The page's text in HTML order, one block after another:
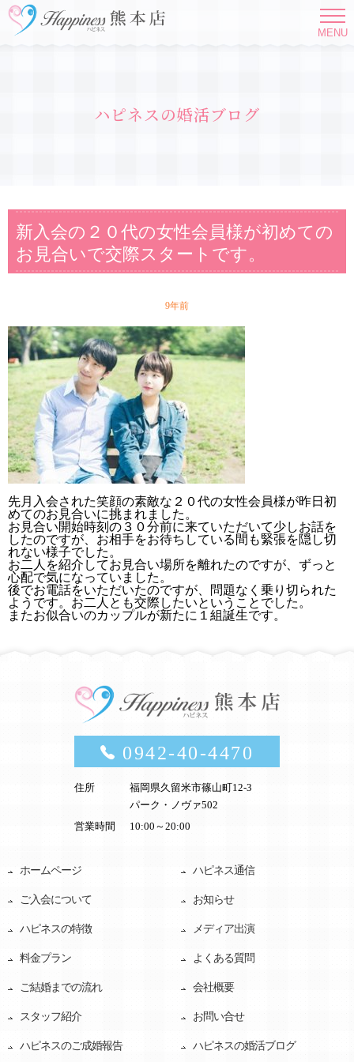
MENU
ハピネスの婚活ブログ
新入会の２０代の女性会員様が初めての
お見合いで交際スタートです。
9年前
先月入会された笑顔の素敵な２０代の女性会員様が昨日初
めてのお見合いに挑まれました。
お見合い開始時刻の３０分前に来ていただいて少しお話を
したのですが、お相手をお待ちしている間も緊張を隠し切
れない様子でした。
お二人を紹介してお見合い場所を離れたのですが、ずっと
心配で気になっていました。
後でお電話をいただいたのですが、問題なく乗り切られた
ようです。お二人とも交際したいということでした。
またお似合いのカップルが新たに１組誕生です。
0942-40-4470
住所
福岡県久留米市篠山町12-3
パーク・ノヴァ502
営業時間
10:00～20:00
ホームページ
ご入会について
ハピネスの特徴
料金プラン
ご結婚までの流れ
スタッフ紹介
ハピネスのご成婚報告
ハピネス通信
お知らせ
メディア出演
よくある質問
会社概要
お問い合せ
ハピネスの婚活ブログ